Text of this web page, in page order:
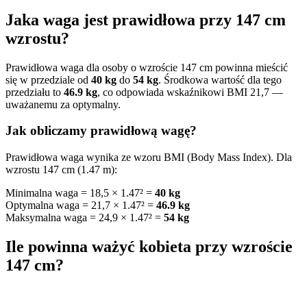
Jaka waga jest prawidłowa przy 147 cm
wzrostu?
Prawidłowa waga dla osoby o wzroście 147 cm powinna mieścić
się w przedziale od 40 kg do 54 kg. Środkowa wartość dla tego
przedziału to 46.9 kg, co odpowiada wskaźnikowi BMI 21,7 —
uważanemu za optymalny.
Jak obliczamy prawidłową wagę?
Prawidłowa waga wynika ze wzoru BMI (Body Mass Index). Dla
wzrostu 147 cm (1.47 m):
Minimalna waga = 18,5 × 1.47² = 40 kg
Optymalna waga = 21,7 × 1.47² = 46.9 kg
Maksymalna waga = 24,9 × 1.47² = 54 kg
Ile powinna ważyć kobieta przy wzroście
147 cm?